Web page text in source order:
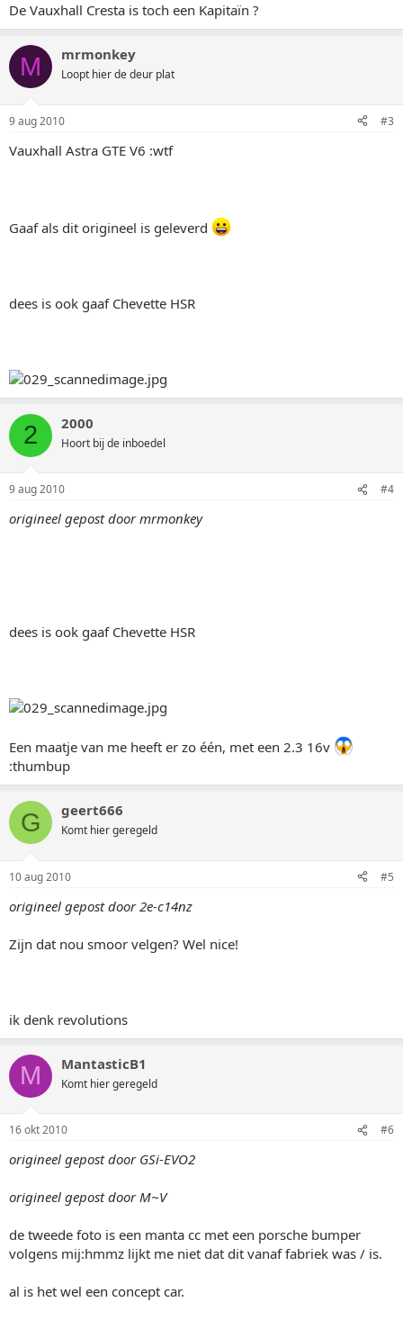
De Vauxhall Cresta is toch een Kapitaïn ?
M mrmonkey
Loopt hier de deur plat
9 aug 2010 #3
Vauxhall Astra GTE V6 :wtf
Gaaf als dit origineel is geleverd
dees is ook gaaf Chevette HSR
2 2000
Hoort bij de inboedel
9 aug 2010 #4
origineel gepost door mrmonkey
dees is ook gaaf Chevette HSR
Een maatje van me heeft er zo één, met een 2.3 16v
:thumbup
G geert666
Komt hier geregeld
10 aug 2010 #5
origineel gepost door 2e-c14nz
Zijn dat nou smoor velgen? Wel nice!
ik denk revolutions
M MantasticB1
Komt hier geregeld
16 okt 2010 #6
origineel gepost door GSi-EVO2
origineel gepost door M~V
de tweede foto is een manta cc met een porsche bumper
volgens mij:hmmz lijkt me niet dat dit vanaf fabriek was / is.
al is het wel een concept car.